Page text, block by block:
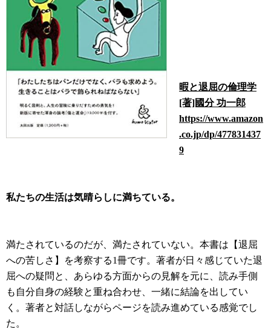
暇と退屈の倫理学
[著]國分 功一郎
https://www.amazon
.co.jp/dp/477831437
9
私たちの生活は気晴らしに満ちている。
満たされているのだが、満たされていない。本書は【退屈
への苦しさ】を考察する1冊です。著者が日々感じていた退
屈への疑問と、あらゆる方面からの見解を元に、読み手側
も自分自身の経験と重ね合わせ、一緒に結論を出してい
く。著者と対話しながらページを読み進めている感覚でし
た。